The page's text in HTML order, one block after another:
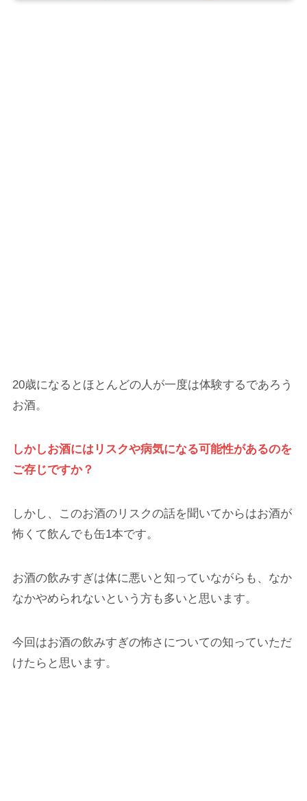
20歳になるとほとんどの人が一度は体験するであろう
お酒。
しかしお酒にはリスクや病気になる可能性があるのを
ご存じですか？
しかし、このお酒のリスクの話を聞いてからはお酒が
怖くて飲んでも缶1本です。
お酒の飲みすぎは体に悪いと知っていながらも、なか
なかやめられないという方も多いと思います。
今回はお酒の飲みすぎの怖さについての知っていただ
けたらと思います。